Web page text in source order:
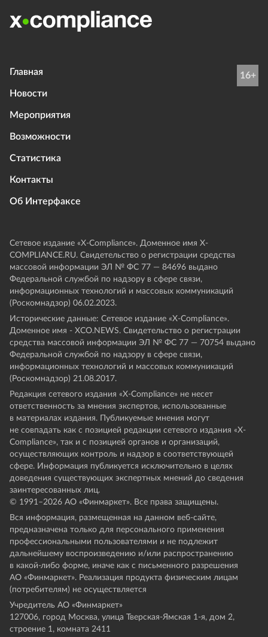
Главная
Новости
Мероприятия
Возможности
Статистика
Контакты
Об Интерфаксе
16+
Сетевое издание «Х-Compliance». Доменное имя X-
COMPLIANCE.RU. Свидетельство о регистрации средства
массовой информации ЭЛ № ФС 77 — 84696 выдано
Федеральной службой по надзору в сфере связи,
информационных технологий и массовых коммуникаций
(Роскомнадзор) 06.02.2023.
Исторические данные: Сетевое издание «Х-Compliance».
Доменное имя - XCO.NEWS. Свидетельство о регистрации
средства массовой информации ЭЛ № ФС 77 — 70754 выдано
Федеральной службой по надзору в сфере связи,
информационных технологий и массовых коммуникаций
(Роскомнадзор) 21.08.2017.
Редакция сетевого издания «X-Compliance» не несет
ответственность за мнения экспертов, использованные
в материалах издания. Публикуемые мнения могут
не совпадать как с позицией редакции сетевого издания «X-
Compliance», так и с позицией органов и организаций,
осуществляющих контроль и надзор в соответствующей
сфере. Информация публикуется исключительно в целях
доведения существующих экспертных мнений до сведения
заинтересованных лиц.
© 1991–2026 АО «Финмаркет». Все права защищены.
Вся информация, размещенная на данном веб-сайте,
предназначена только для персонального применения
профессиональными пользователями и не подлежит
дальнейшему воспроизведению и/или распространению
в какой-либо форме, иначе как с письменного разрешения
АО «Финмаркет». Реализация продукта физическим лицам
(потребителям) не осуществляется
Учредитель АО «Финмаркет»
127006, город Москва, улица Тверская-Ямская 1-я, дом 2,
строение 1, комната 2411